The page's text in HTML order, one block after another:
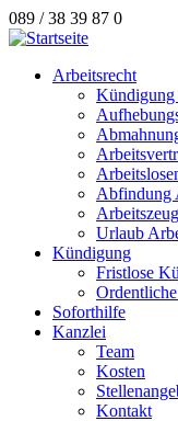
089 / 38 39 87 0
Arbeitsrecht
Kündigung
Abfindung
Urlaub
Kündigung
Fristlose
Soforthilfe
Kanzlei
Team
Kosten
Kontakt